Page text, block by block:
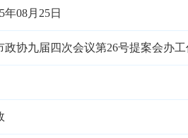
年08月25日
政协九届四次会议第26号提案会办